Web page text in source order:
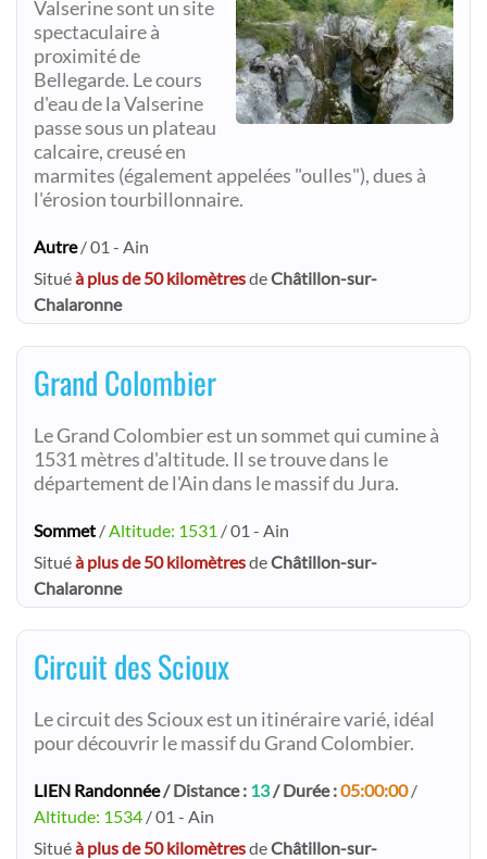
Valserine sont un site
spectaculaire à
proximité de
Bellegarde. Le cours
d'eau de la Valserine
passe sous un plateau
calcaire, creusé en
marmites (également appelées "oulles"), dues à
l'érosion tourbillonnaire.
Autre/ 01 - Ain
Situéà plus de 50 kilomètresdeChâtillon-sur-
Chalaronne
Grand Colombier
Le Grand Colombier est un sommet qui cumine à
1531 mètres d'altitude. Il se trouve dans le
département de l'Ain dans le massif du Jura.
Sommet /Altitude: 1531 / 01 - Ain
Situéà plus de 50 kilomètresdeChâtillon-sur-
Chalaronne
Circuit des Scioux
Le circuit des Scioux est un itinéraire varié, idéal
pour découvrir le massif du Grand Colombier.
LIEN Randonnée/ Distance : 13/ Durée :05:00:00/
Altitude: 1534 / 01 - Ain
Situéà plus de 50 kilomètresdeChâtillon-sur-